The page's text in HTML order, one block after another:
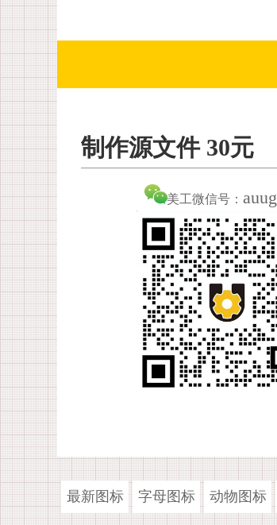
制作源文件 30元
美工微信号：
最新图标 字母图标 动物图标